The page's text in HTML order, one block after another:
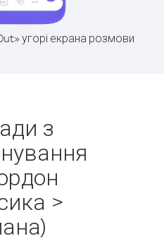
угорі екрана розмови
з
>